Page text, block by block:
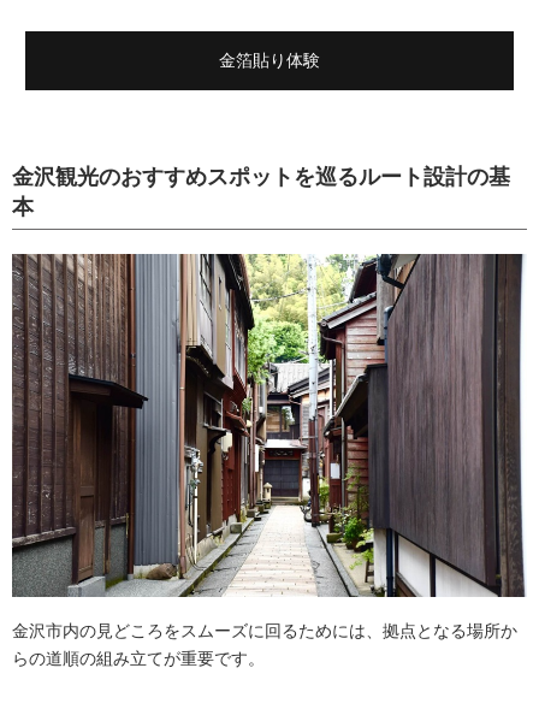
金箔貼り体験
金沢観光のおすすめスポットを巡るルート設計の基
本
金沢市内の見どころをスムーズに回るためには、拠点となる場所か
らの道順の組み立てが重要です。